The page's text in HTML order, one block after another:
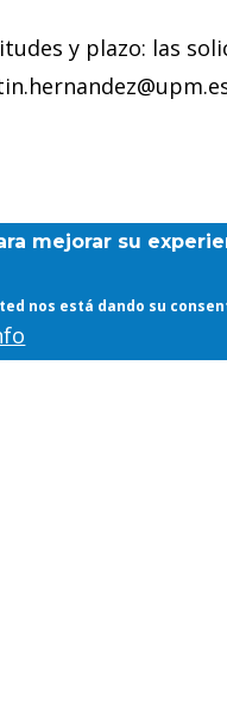
y plazo: las
mejorar su
nos está dando su